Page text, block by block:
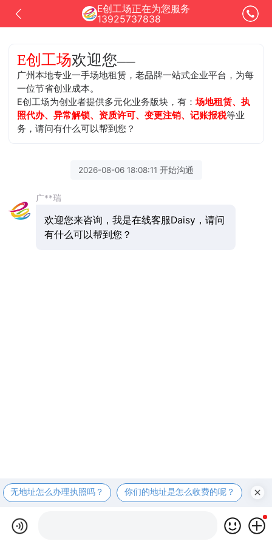
E创工场正在为您服务
13925737838
E创工场欢迎您——
广州本地专业一手场地租赁，老品牌一站式企业平台，为每
一位节省创业成本。
E创工场为创业者提供多元化业务版块，有：场地租赁、执
照代办、异常解锁、资质许可、变更注销、记账报税等业
务，请问有什么可以帮到您？
2026-08-06 18:08:11 开始沟通
广**瑞
欢迎您来咨询，我是在线客服Daisy，请问
有什么可以帮到您？
无地址怎么办理执照吗？ 你们的地址是怎么收费的呢？ 现